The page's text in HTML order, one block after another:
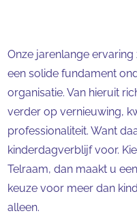
Onze jarenlange
een solide fundament
organisatie. Van hieruit
verder op vernieuwing,
professionaliteit. Want
kinderdagverblijf voor.
Telraam, dan maakt u
keuze voor meer dan
alleen.